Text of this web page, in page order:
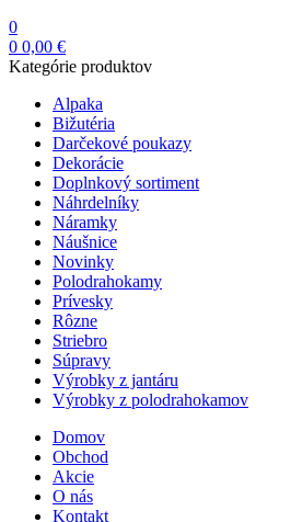
0
0 0,00 €
Kategórie produktov
Alpaka
Bižutéria
Darčekové poukazy
Dekorácie
Doplnkový sortiment
Náhrdelníky
Náramky
Náušnice
Novinky
Polodrahokamy
Prívesky
Rôzne
Striebro
Súpravy
Výrobky z jantáru
Výrobky z polodrahokamov
Domov
Obchod
Akcie
O nás
Kontakt